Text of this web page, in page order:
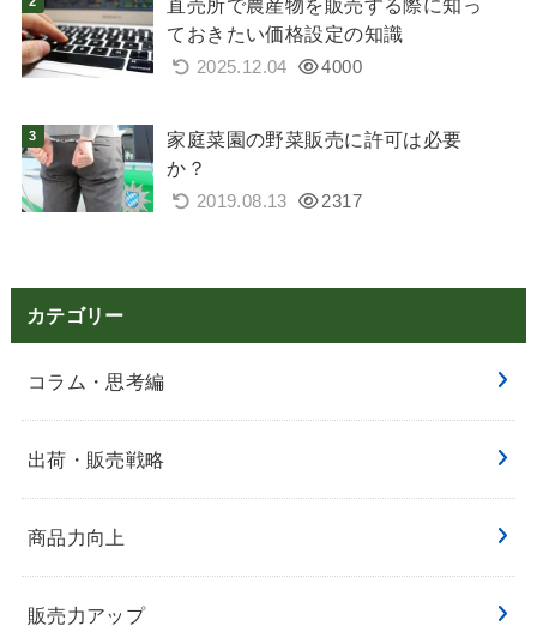
直売所で農産物を販売する際に知っ
ておきたい価格設定の知識
2025.12.04 4000
家庭菜園の野菜販売に許可は必要
か？
2019.08.13 2317
カテゴリー
コラム・思考編
出荷・販売戦略
商品力向上
販売力アップ